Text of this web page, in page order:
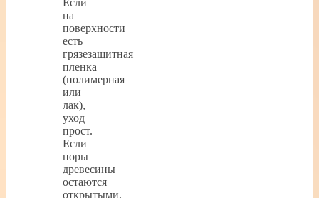
Если
на
поверхности
есть
грязезащитная
пленка
(полимерная
или
лак),
уход
прост.
Если
поры
древесины
остаются
открытыми,